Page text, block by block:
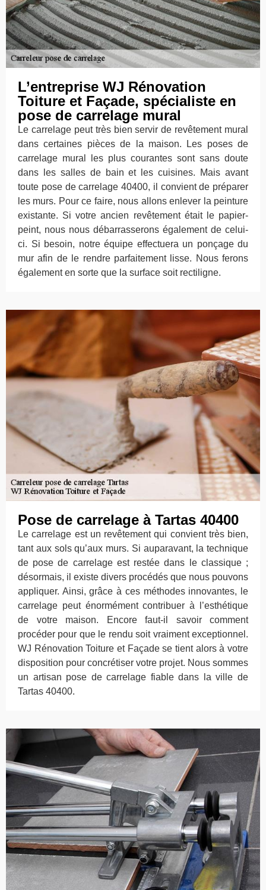
L’entreprise WJ Rénovation
Toiture et Façade, spécialiste en
pose de carrelage mural
Le carrelage peut très bien servir de revêtement mural
dans certaines pièces de la maison. Les poses de
carrelage mural les plus courantes sont sans doute
dans les salles de bain et les cuisines. Mais avant
toute pose de carrelage 40400, il convient de préparer
les murs. Pour ce faire, nous allons enlever la peinture
existante. Si votre ancien revêtement était le papier-
peint, nous nous débarrasserons également de celui-
ci. Si besoin, notre équipe effectuera un ponçage du
mur afin de le rendre parfaitement lisse. Nous ferons
également en sorte que la surface soit rectiligne.
Pose de carrelage à Tartas 40400
Le carrelage est un revêtement qui convient très bien,
tant aux sols qu’aux murs. Si auparavant, la technique
de pose de carrelage est restée dans le classique ;
désormais, il existe divers procédés que nous pouvons
appliquer. Ainsi, grâce à ces méthodes innovantes, le
carrelage peut énormément contribuer à l’esthétique
de votre maison. Encore faut-il savoir comment
procéder pour que le rendu soit vraiment exceptionnel.
WJ Rénovation Toiture et Façade se tient alors à votre
disposition pour concrétiser votre projet. Nous sommes
un artisan pose de carrelage fiable dans la ville de
Tartas 40400.